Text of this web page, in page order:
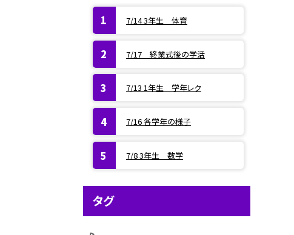
7/14 3年生 体育
7/17 終業式後の学活
7/13 1年生 学年レク
7/16 各学年の様子
7/8 3年生 数学
タグ